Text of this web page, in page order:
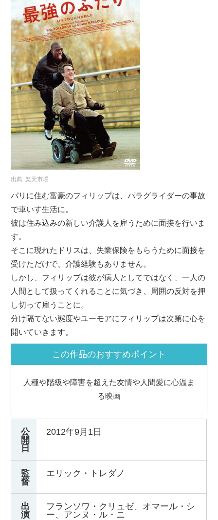
出典:楽天市場
パリに住む富豪のフィリップは、パラグライダーの事故
で車いす生活に。
彼は住み込みの新しい介護人を雇うために面接を行いま
す。
そこに現れたドリスは、失業保険をもらうために面接を
受けただけで、介護経験もありません。
しかし、フィリップは彼が病人としてではなく、一人の
人間として扱ってくれることに気づき、周囲の反対を押
し切って雇うことに。
分け隔てない態度やユーモアにフィリップは次第に心を
開いていきます。
この作品のおすすめポイント
人種や階級や障害を超えた友情や人間愛に心温ま
る映画
公
開
日
2012年9月1日
監
督
エリック・トレダノ
出
演
フランソワ・クリュゼ、オマール・シ
ー、アンヌ・ル・ニ